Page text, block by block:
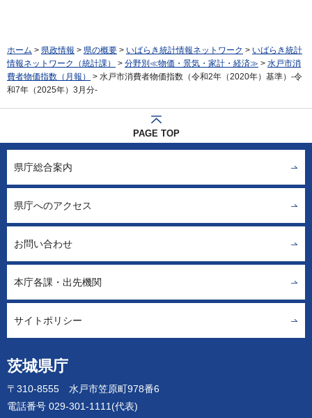
ホーム > 県政情報 > 県の概要 > いばらき統計情報ネットワーク > いばらき統計
情報ネットワーク（統計課）
> 分野別≪物価・景気・家計・経済≫ > 水戸市消
費者物価指数（月報）
> 水戸市消費者物価指数（令和2年（2020年）基準）-令
和7年（2025年）3月分-
PAGE TOP
茨城県庁
〒310-8555 水戸市笠原町978番6
電話番号 029-301-1111(代表)
県庁総合案内
県庁へのアクセス
お問い合わせ
本庁各課・出先機関
サイトポリシー